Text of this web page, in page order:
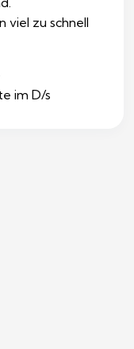
viel zu schnell
im D/s